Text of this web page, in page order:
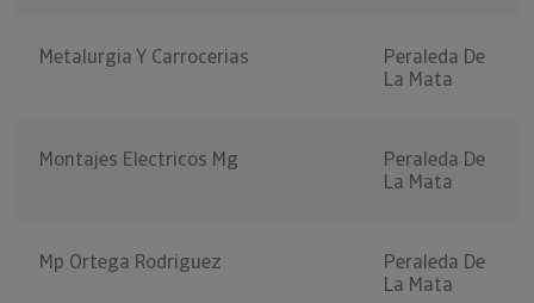
Metalurgia Y Carrocerias
Peraleda De
La Mata
Montajes Electricos Mg
Peraleda De
La Mata
Mp Ortega Rodriguez
Peraleda De
La Mata